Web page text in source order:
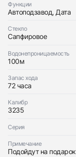
Функции
Автоподзавод, Дата
Стекло
Сапфировое
Водонепроницаемость
100м
Запас хода
72 часа
Калибр
3235
Серия
Примечание
Подойдут на подарок